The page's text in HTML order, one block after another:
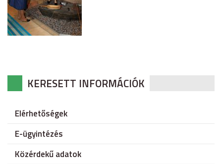
KERESETT INFORMÁCIÓK
Elérhetőségek
E-ügyintézés
Közérdekű adatok